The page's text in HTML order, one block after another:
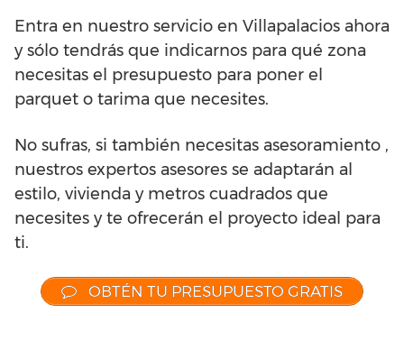
Entra en nuestro servicio en Villapalacios ahora
y sólo tendrás que indicarnos para qué zona
necesitas el presupuesto para poner el
parquet o tarima que necesites.
No sufras, si también necesitas asesoramiento ,
nuestros expertos asesores se adaptarán al
estilo, vivienda y metros cuadrados que
necesites y te ofrecerán el proyecto ideal para
ti.
OBTÉN TU PRESUPUESTO GRATIS